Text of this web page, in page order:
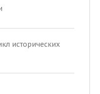
исторических